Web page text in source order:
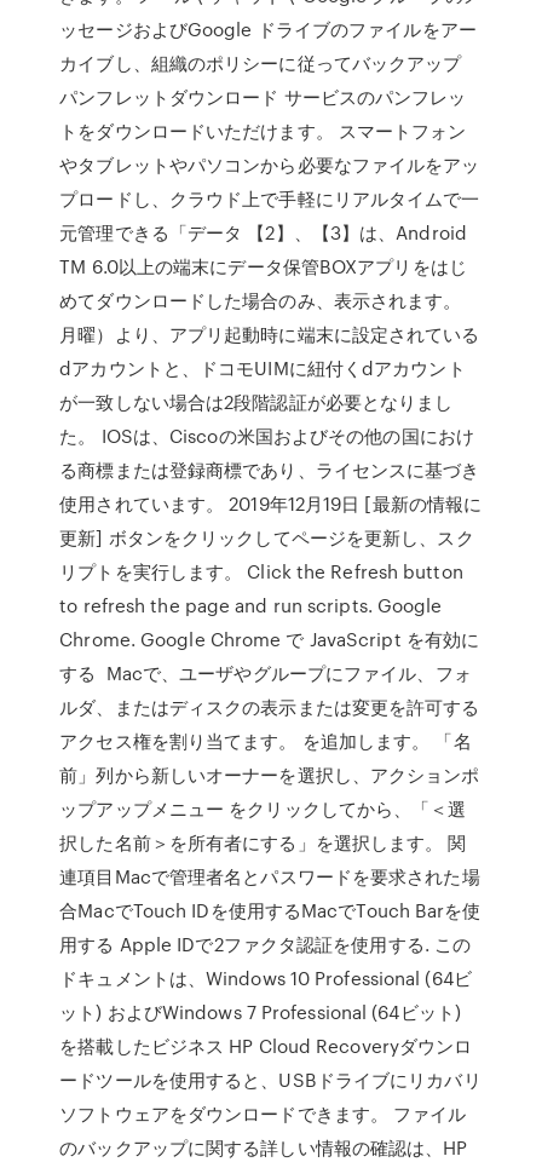
ッセージおよびGoogle ドライブのファイルをアー
カイブし、組織のポリシーに従ってバックアップ
パンフレットダウンロード サービスのパンフレッ
トをダウンロードいただけます。 スマートフォン
やタブレットやパソコンから必要なファイルをアッ
プロードし、クラウド上で手軽にリアルタイムで一
元管理できる「データ 【2】、【3】は、Android
TM 6.0以上の端末にデータ保管BOXアプリをはじ
めてダウンロードした場合のみ、表示されます。
月曜）より、アプリ起動時に端末に設定されている
dアカウントと、ドコモUIMに紐付くdアカウント
が一致しない場合は2段階認証が必要となりまし
た。 IOSは、Ciscoの米国およびその他の国におけ
る商標または登録商標であり、ライセンスに基づき
使用されています。 2019年12月19日 [最新の情報に
更新] ボタンをクリックしてページを更新し、スク
リプトを実行します。 Click the Refresh button
to refresh the page and run scripts. Google
Chrome. Google Chrome で JavaScript を有効に
する Macで、ユーザやグループにファイル、フォ
ルダ、またはディスクの表示または変更を許可する
アクセス権を割り当てます。 を追加します。 「名
前」列から新しいオーナーを選択し、アクションポ
ップアップメニュー をクリックしてから、「＜選
択した名前＞を所有者にする」を選択します。 関
連項目Macで管理者名とパスワードを要求された場
合MacでTouch IDを使用するMacでTouch Barを使
用する Apple IDで2ファクタ認証を使用する. この
ドキュメントは、Windows 10 Professional (64ビ
ット) およびWindows 7 Professional (64ビット)
を搭載したビジネス HP Cloud Recoveryダウンロ
ードツールを使用すると、USBドライブにリカバリ
ソフトウェアをダウンロードできます。 ファイル
のバックアップに関する詳しい情報の確認は、HP